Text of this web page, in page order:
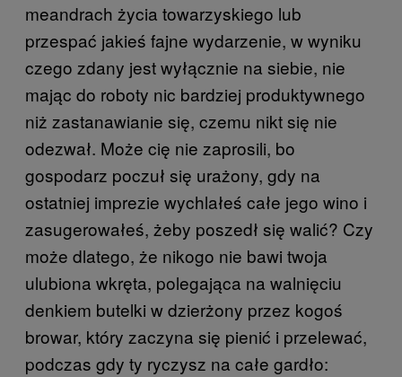
meandrach życia towarzyskiego lub
przespać jakieś fajne wydarzenie, w wyniku
czego zdany jest wyłącznie na siebie, nie
mając do roboty nic bardziej produktywnego
niż zastanawianie się, czemu nikt się nie
odezwał. Może cię nie zaprosili, bo
gospodarz poczuł się urażony, gdy na
ostatniej imprezie wychlałeś całe jego wino i
zasugerowałeś, żeby poszedł się walić? Czy
może dlatego, że nikogo nie bawi twoja
ulubiona wkręta, polegająca na walnięciu
denkiem butelki w dzierżony przez kogoś
browar, który zaczyna się pienić i przelewać,
podczas gdy ty ryczysz na całe gardło: